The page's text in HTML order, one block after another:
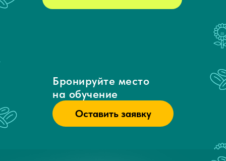
Бронируйте место
на обучение
Оставить заявку